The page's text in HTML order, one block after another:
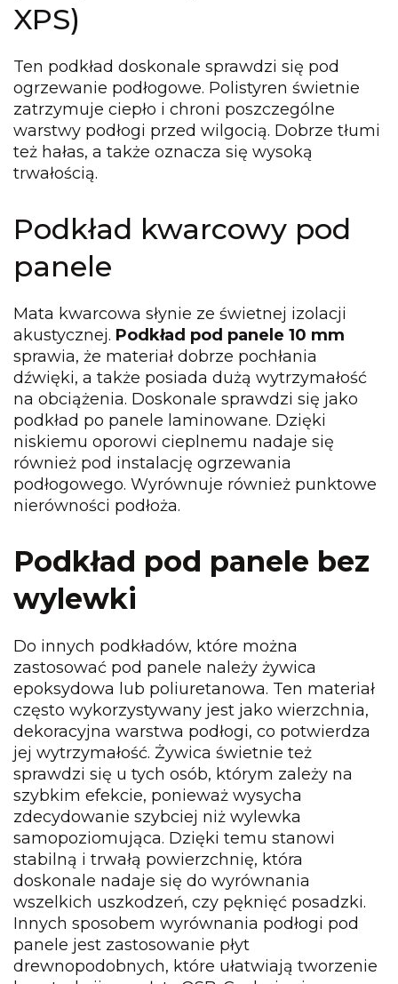
XPS)
Ten podkład doskonale sprawdzi się pod
ogrzewanie podłogowe. Polistyren świetnie
zatrzymuje ciepło i chroni poszczególne
warstwy podłogi przed wilgocią. Dobrze tłumi
też hałas, a także oznacza się wysoką
trwałością.
Podkład kwarcowy pod
panele
Mata kwarcowa słynie ze świetnej izolacji
akustycznej. Podkład pod panele 10 mm
sprawia, że materiał dobrze pochłania
dźwięki, a także posiada dużą wytrzymałość
na obciążenia. Doskonale sprawdzi się jako
podkład po panele laminowane. Dzięki
niskiemu oporowi cieplnemu nadaje się
również pod instalację ogrzewania
podłogowego. Wyrównuje również punktowe
nierówności podłoża.
Podkład pod panele bez
wylewki
Do innych podkładów, które można
zastosować pod panele należy żywica
epoksydowa lub poliuretanowa. Ten materiał
często wykorzystywany jest jako wierzchnia,
dekoracyjna warstwa podłogi, co potwierdza
jej wytrzymałość. Żywica świetnie też
sprawdzi się u tych osób, którym zależy na
szybkim efekcie, ponieważ wysycha
zdecydowanie szybciej niż wylewka
samopoziomująca. Dzięki temu stanowi
stabilną i trwałą powierzchnię, która
doskonale nadaje się do wyrównania
wszelkich uszkodzeń, czy pęknięć posadzki.
Innych sposobem wyrównania podłogi pod
panele jest zastosowanie płyt
drewnopodobnych, które ułatwiają tworzenie